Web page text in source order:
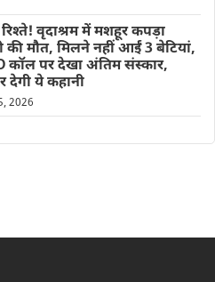
वृदाश्रम में मशहूर कपड़ा
की मौत, मिलने नहीं आईं 3 बेटियां,
कॉल पर देखा अंतिम संस्कार,
देगी ये कहानी
2026